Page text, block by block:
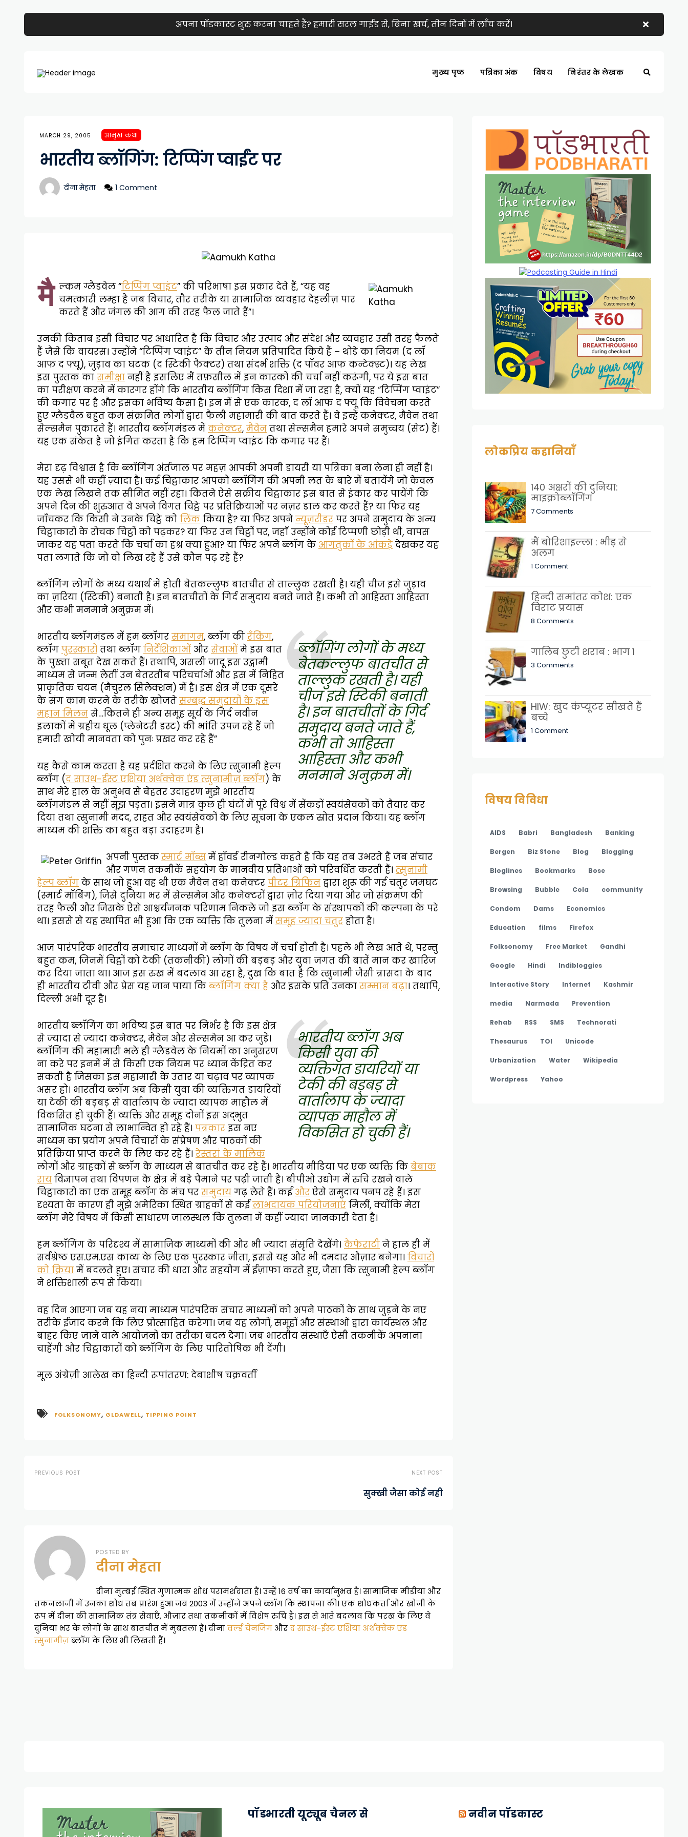
अपना पॉडकास्ट शुरु करना चाहते हैं? हमारी सरल गाईड से, बिना खर्च, तीन दिनों में लाँच करें।
मुख्य पृष्ठ पत्रिका अंक विषय निरंतर के लेखक
MARCH 29, 2005 आमुख कथा
भारतीय ब्लॉगिंग: टिप्पिंग प्वाईंट पर
दीना मेहता 1 Comment
मै ल्कम ग्लैडवेल “टिप्पिंग प्वाइंट” की परिभाषा इस प्रकार देते हैं, “यह वह
चमत्कारी लम्हा है जब विचार, तौर तरीके या सामाजिक व्यवहार देहलीज़ पार
करते हैं और जंगल की आग की तरह फैल जाते हैं”।
उनकी किताब इसी विचार पर आधारित है कि विचार और उत्पाद और संदेश और व्यवहार उसी तरह फैलते
हैं जैसे कि वायरस। उन्होंने “टिप्पिंग प्वाइंट” के तीन नियम प्रतिपादित किये हैं‍ – थोड़े का नियम (द लॉ
आफ द फ्यू), जुड़ाव का घटक (द स्टिकी फैक्टर) तथा संदर्भ शक्ति (द पॉवर आफ कन्टेक्स्ट)। यह लेख
इस पुस्तक का समीक्षा नहीं है इसलिए मैं तफ़सील में इन कारकों की चर्चा नहीं करूंगी, पर ये इस बात
का परीक्षण करने में कारगर होंगे कि भारतीय ब्लॉगिंग किस दिशा में जा रहा है, क्यों यह “टिप्पिंग प्वाइंट”
की कगार पर है और इसका भविष्य कैसा है। इन में से एक कारक, द लॉ आफ द फ्यू कि विवेचना करते
हुए ग्लैडवैल बहुत कम संक्रमित लोगों द्वारा फैली महामारी की बात करते हैं। वे इन्हें कनेक्टर, मैवेन तथा
सेल्समैन पुकारते हैं। भारतीय ब्लॉगमंडल में कनेक्टर, मैवेन तथा सेल्समैन हमारे अपने समुच्चय (सेट) हैं।
यह एक संकेत है जो इंगित करता है कि हम टिप्पिंग प्वाइंट कि कगार पर हैं।
मेरा दृढ़ विश्वास है कि ब्लॉगिंग अंर्तजाल पर महज़ आपकी अपनी डायरी या पत्रिका बना लेना ही नहीं है।
यह उससे भी कहीं ज़्यादा है। कई चिट्ठाकार आपको ब्लॉगिंग की अपनी लत के बारे में बतायेंगे जो केवल
एक लेख लिखने तक सीमित नहीं रहा। कितने ऐसे सक्रीय चिट्ठाकार इस बात से इंकार कर पायेंगे कि
अपने दिन की शुरुआत वे अपने विगत चिट्ठे पर प्रतिक्रियाओं पर नज़र डाल कर करते हैं? या फिर यह
जाँचकर कि किसी ने उनके चिट्ठे को लिंक किया है? या फिर अपने न्यूज़रीडर पर अपने समुदाय के अन्य
चिट्ठाकारों के रोचक चिट्ठों को पढ़कर? या फिर उन चिट्ठों पर, जहाँ उन्होंने कोई टिप्पणी छोड़ी थी, वापस
जाकर यह पता करते कि चर्चा का हश्र क्या हुआ? या फिर अपने ब्लॉग के आगंतुकों के आंकड़े देखकर यह
पता लगाते कि जो वो लिख रहे हैं उसे कौन पढ़ रहे हैं?
ब्लॉगिंग लोगों के मध्य यथार्थ में होती बेतकल्लुफ बातचीत से ताल्लुक रखती है। यही चीज इसे जुड़ाव
का ज़रिया (स्टिकी) बनाती है। इन बातचीतों के गिर्द समुदाय बनते जाते हैं। कभी तो आहिस्ता आहिस्ता
और कभी मनमाने अनुक्रम में।
ब्लॉगिंग लोगों के मध्य
बेतकल्लुफ बातचीत से
ताल्लुक रखती है। यही
चीज इसे स्टिकी बनाती
है। इन बातचीतों के गिर्द
समुदाय बनते जाते हैं,
कभी तो आहिस्ता
आहिस्ता और कभी
मनमाने अनुक्रम में।
भारतीय ब्लॉगमंडल में हम ब्लॉगर समागम, ब्लॉग की रँकिंग,
ब्लॉग पुरस्कारों तथा ब्लॉग निर्देशिकाओंऔर सेवाओंमे इस बात
के पुख्ता सबूत देख सकते हैं। तथापि, असली जादू इस उद्गामी
माध्यम से जन्म लेतीं उन बेतरतीब परिचर्चाओं और इस में निहित
प्राकृतिक चयन (नैचुरल सिलेक्शन) में है। इस क्षेत्र में एक दूसरे
के संग काम करने के तरीके खोजते सम्बद्ध समुदायों के इस
महान मिलन से…कितने ही अन्य समूह सूर्य के गिर्द नवीन
इलाकों में ग्रहीय धूल (प्लेनेटरी डस्ट) की भांति उपज रहे हैं जो
हमारी खोयी मानवता को पुनः प्रखर कर रहे हैं”
यह कैसे काम करता है यह प्रर्दशित करने के लिए त्सुनामी हेल्प
ब्लॉग (द साउथ-ईस्ट एशिया अर्थक्वेक एंड त्सुनामीज़ ब्लॉग) के
साथ मेरे हाल के अनुभव से बेहतर उदाहरण मुझे भारतीय
ब्लॉगमंडल से नहीं सूझ पड़ता। इसने मात्र कुछ ही घंटों में पूरे विश्व में सेंकड़ों स्वयंसेवकों को तैयार कर
दिया तथा त्सुनामी मदद, राहत और स्वयंसेवकों के लिए सूचना के एकल स्रोत प्रदान किया। यह ब्लॉग
माध्यम की शक्ति का बहुत बड़ा उदाहरण है।
अपनी पुस्तक स्मार्ट मॉब्स में हॉवर्ड रीनगोल्ड कहते हैं कि यह तब उभरते हैं जब संचार
और गणन तकनीकें सहयोग के मानवीय प्रतिभाओं को परिवर्धित करती हैं। त्सुनामी
हेल्प ब्लॉग के साथ जो हुआ वह थी एक मैवेन तथा कनेक्टर पीटर ग्रिफिन द्वारा शुरू की गई चतुर जमघट
(स्मार्ट मॉबिंग), जिसे दुनिया भर में सेल्समेन और कनेक्टरों द्वारा ज़ोर दिया गया और जो संक्रमण की
तरह फैली और जिसके ऐसे आश्चर्यजनक परिणाम निकले जो इस ब्लॉग के संस्थापकों की कल्पना के परे
था। इससे से यह स्थापित भी हुआ कि एक व्यक्ति कि तुलना में समूह ज्यादा चतुर होता है।
आज पारंपरिक भारतीय समाचार माध्यमों में ब्लॉग के विषय में चर्चा होती है। पहले भी लेख आते थे, परन्तु
बहुत कम, जिनमें चिट्ठों को टेकी (तकनीकी) लोगों की बड़बड़ और युवा जगत की बातें मान कर खारिज
कर दिया जाता था। आज इस रुख में बदलाव आ रहा है, दुख कि बात है कि त्सुनामी जैसी त्रासदा के बाद
ही भारतीय टीवी और प्रेस यह जान पाया कि ब्लॉगिंग क्या है और इसके प्रति उनका सम्मान बढ़ा। तथापि,
दिल्ली अभी दूर है।
भारतीय ब्लॉग अब
किसी युवा की
व्यक्तिगत डायरियों या
टेकी की बड़बड़ से
वार्तालाप के ज्यादा
व्यापक माहौल में
विकसित हो चुकी हैं।
भारतीय ब्लॉगिंग का भविष्य इस बात पर निर्भर है कि इस क्षेत्र
से ज्यादा से ज्यादा कनेक्टर, मैवेन और सेल्समेन आ कर जुड़ें।
ब्लॉगिंग की महामारी भले ही ग्लैडवेल के नियमों का अनुसरण
ना करे पर इनमें में से किसी एक नियम पर ध्यान केंद्रित कर
सकती है जिसका इस महामारी के उतार या चढ़ाव पर व्यापक
असर हो। भारतीय ब्लॉग अब किसी युवा की व्यक्तिगत डायरियों
या टेकी की बड़बड़ से वार्तालाप के ज्यादा व्यापक माहौल में
विकसित हो चुकी हैं। व्यक्ति और समूह दोनों इस अद्भुत
सामाजिक घटना से लाभान्वित हो रहे हैं। पत्रकार इस नए
माध्यम का प्रयोग अपने विचारों के संप्रेषण और पाठकों की
प्रतिक्रिया प्राप्त करने के लिए कर रहे हैं। रेस्तरां के मालिक
लोगों और ग्राहकों से ब्लॉग के माध्यम से बातचीत कर रहे हैं। भारतीय मीडिया पर एक व्यक्ति कि बेबाक
राय विज्ञापन तथा विपणन के क्षेत्र में बड़े पैमाने पर पढ़ी जाती है। बीपीओ उद्योग में रुचि रखने वाले
चिट्ठाकारों का एक समूह ब्लॉग के मंच पर समुदाय गढ़ लेते हैं। कई और ऐसे समुदाय पनप रहे हैं। इस
दृश्यता के कारण ही मुझे अमेरिका स्थित ग्राहकों से कईलाभदायक परियोजनाएं मिलीं, क्योंकि मेरा
ब्लॉग मेरे विषय में किसी साधारण जालस्थल कि तुलना में कहीं ज्यादा जानकारी देता है।
हम ब्लॉगिंग के परिदृश्य में सामाजिक माध्यमों की और भी ज्यादा संसृति देखेंगे। कैफेराटी ने हाल ही में
सर्वश्रेष्ठ एस.एम.एस काव्य के लिए एक पुरस्कार जीता, इससे यह और भी दमदार औज़ार बनेगा। विचारों
को क्रिया में बदलते हुए। संचार की धारा और सहयोग में ईज़ाफा करते हुए, जैसा कि त्सुनामी हेल्प ब्लॉग
ने शक्तिशाली रूप से किया।
वह दिन आएगा जब यह नया माध्यम पारंपरिक संचार माध्यमों को अपने पाठकों के साथ जुड़ने के नए
तरीके ईजाद करने कि लिए प्रोत्साहित करेगा। जब यह लोगों, समूहों और संस्थाओं द्वारा कार्यस्थल और
बाहर किए जाने वाले आयोजनों का तरीका बदल देगा। जब भारतीय संस्थाएँ ऐसी तकनीकें अपनाना
चाहेंगी और चिट्ठाकारों को ब्लॉगिंग के लिए पारितोषिक भी देंगी।
मूल अंग्रेज़ी आलेख का हिन्दी रूपांतरण: देबाशीष चक्रवर्ती
FOLKSONOMY, GLDAWELL, TIPPING POINT
PREVIOUS POST NEXT POST
सुक्खी जैसा कोई नही
POSTED BY
दीना मेहता
दीना मुम्बई स्थित गुणात्मक शोध परामर्शदाता हैं। उन्हें 16 वर्ष का कार्यानुभव है। सामाजिक मीडीया और
तकनलाजी में उनका शोध तब प्रारंभ हुआ जब 2003 में उन्होंने अपने ब्लॉग कि स्थापना की। एक शोधकर्ता और खोजी के
रूप में दीना की सामाजिक तंत्र सेवाएँ, औज़ार तथा तकनीकों में विशेष रुचि है। इस से आते बदलाव कि परख के लिए वे
दुनिया भर के लोगों के साथ बातचीत में मुबतला हैं। दीनावर्ल्ड चेनजिंगऔरद साउथ-ईस्ट एशिया अर्थक्वेक एंड
त्सुनामीज़ब्लॉग के लिए भी लिखती हैं।
लोकप्रिय कहानियाँ
140 अक्षरों की दुनिया:
माइक्रोब्लॉगिंग
7 Comments
मैं बोरिशाइल्ला : भीड़ से
अलग
1 Comment
हिन्दी समांतर कोश: एक
विराट प्रयास
8 Comments
गालिब छुटी शराब : भाग 1
3 Comments
HIW: खुद कंप्यूटर सीखते हैं
बच्चे
1 Comment
विषय विविधा
AIDS Babri Bangladesh Banking
Bergen Biz Stone Blog Blogging
Bloglines Bookmarks Bose
Browsing Bubble Cola community
Condom Dams Economics
Education films Firefox
Folksonomy Free Market Gandhi
Google Hindi Indibloggies
Interactive Story Internet Kashmir
media Narmada Prevention
Rehab RSS SMS Technorati
Thesaurus TOI Unicode
Urbanization Water Wikipedia
Wordpress Yahoo
पॉडभारती यूट्यूब चैनल से नवीन पॉडकास्ट